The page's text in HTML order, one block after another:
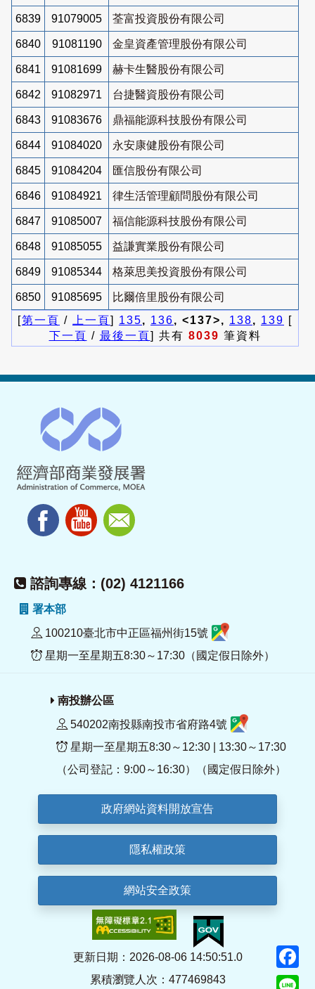
6839 91079005 荃富投資股份有限公司
6840 91081190 金皇資產管理股份有限公司
6841 91081699 赫卡生醫股份有限公司
6842 91082971 台捷醫資股份有限公司
6843 91083676 鼎福能源科技股份有限公司
6844 91084020 永安康健股份有限公司
6845 91084204 匯信股份有限公司
6846 91084921 律生活管理顧問股份有限公司
6847 91085007 福信能源科技股份有限公司
6848 91085055 益謙實業股份有限公司
6849 91085344 格萊思美投資股份有限公司
6850 91085695
比爾倍里股份有限公司
[第一頁 / 上一頁] 135, 136, <137>, 138, 139 [
下一頁 / 最後一頁] 共有 8039 筆資料
諮詢專線：(02) 4121166
署本部
100210臺北市中正區福州街15號
星期一至星期五8:30～17:30（國定假日除外）
南投辦公區
540202南投縣南投市省府路4號
星期一至星期五8:30～12:30 | 13:30～17:30
（公司登記：9:00～16:30）（國定假日除外）
政府網站資料開放宣告
隱私權政策
網站安全政策
更新日期：2026-08-06 14:50:51.0
累積瀏覽人次：477469843